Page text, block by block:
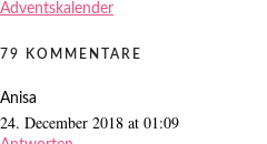
Adventskalender
79 KOMMENTARE
Anisa
24. December 2018 at 01:09